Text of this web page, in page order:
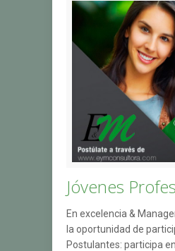
Jóvenes
En excelencia &
la oportunidad de
Postulantes: participa